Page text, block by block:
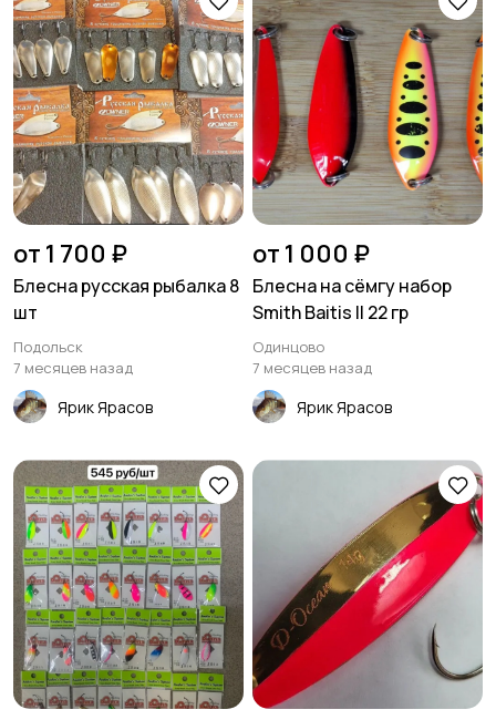
от 1 700 ₽
Блесна русская рыбалка 8
шт
Подольск
7 месяцев назад
Ярик Ярасов
от 1 000 ₽
Блесна на сёмгу набор
Smith Baitis II 22 гр
Одинцово
7 месяцев назад
Ярик Ярасов